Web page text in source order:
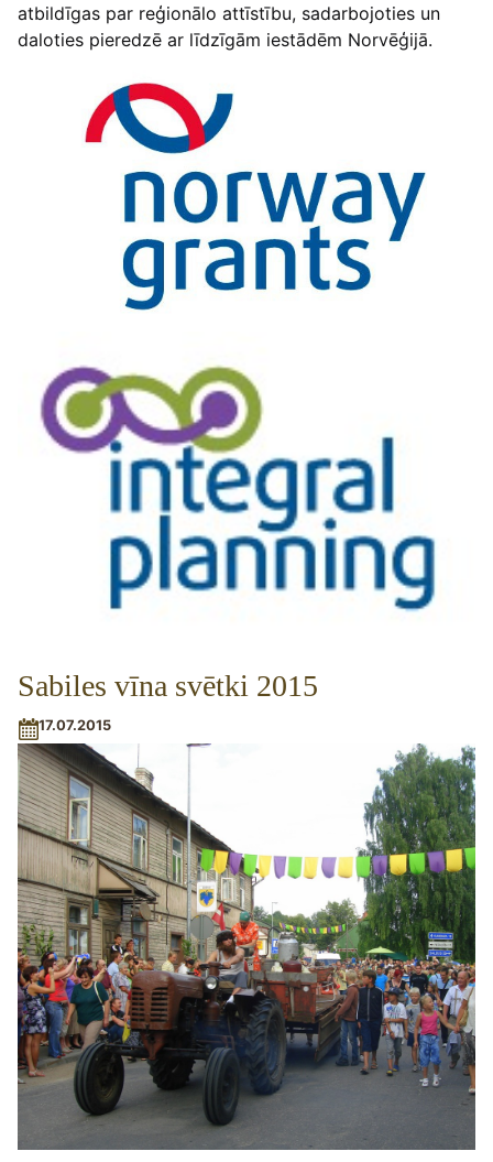
atbildīgas par reģionālo attīstību, sadarbojoties un
daloties pieredzē ar līdzīgām iestādēm Norvēģijā.
Sabiles vīna svētki 2015
17.07.2015